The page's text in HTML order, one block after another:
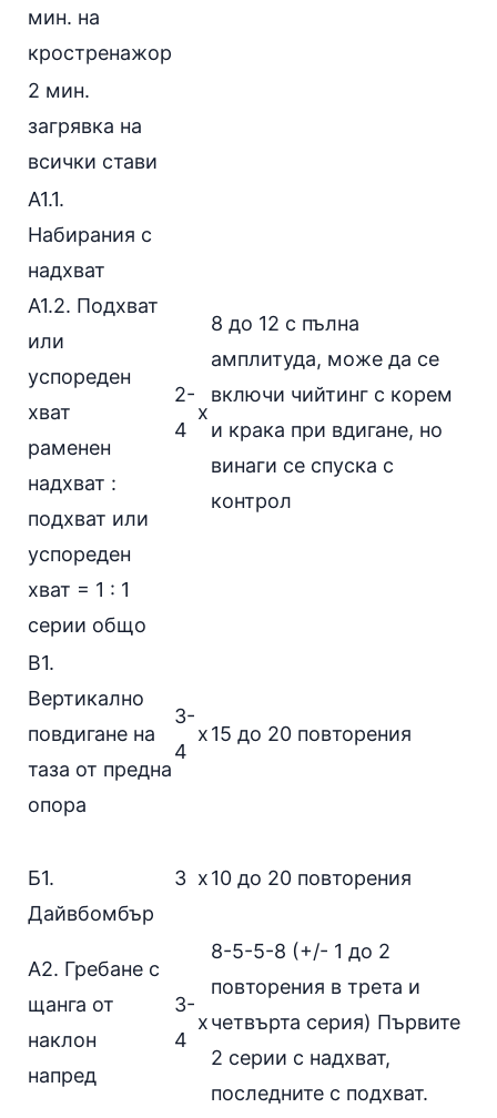
мин. на
кростренажор
2 мин.
загрявка на
всички стави
А1.1.
Набирания с
надхват
А1.2. Подхват
или
успореден
хват
раменен
надхват :
подхват или
успореден
хват = 1 : 1
серии общо
2-
4
x
8 до 12 с пълна
амплитуда, може да се
включи чийтинг с корем
и крака при вдигане, но
винаги се спуска с
контрол
В1.
Вертикално
повдигане на
таза от предна
опора
3-
4
x15 до 20 повторения
Б1.
Дайвбомбър
3 х10 до 20 повторения
А2. Гребане с
щанга от
наклон
напред
3-
4
x
8-5-5-8 (+/- 1 до 2
повторения в трета и
четвърта серия) Първите
2 серии с надхват,
последните с подхват.